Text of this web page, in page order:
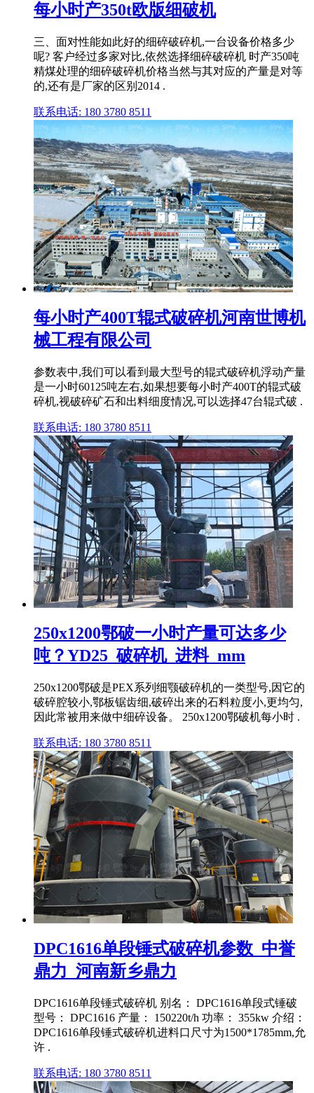
每小时产350t欧版细破机
三、面对性能如此好的细碎破碎机,一台设备价格多少
呢? 客户经过多家对比,依然选择细碎破碎机 时产350吨
精煤处理的细碎破碎机价格当然与其对应的产量是对等
的,还有是厂家的区别2014 .
联系电话: 180 3780 8511
每小时产400T辊式破碎机河南世博机
械工程有限公司
参数表中,我们可以看到最大型号的辊式破碎机浮动产量
是一小时60125吨左右,如果想要每小时产400T的辊式破
碎机,视破碎矿石和出料细度情况,可以选择47台辊式破 .
联系电话: 180 3780 8511
250x1200鄂破一小时产量可达多少
吨？YD25_破碎机_进料_mm
250x1200鄂破是PEX系列细颚破碎机的一类型号,因它的
破碎腔较小,鄂板锯齿细,破碎出来的石料粒度小,更均匀,
因此常被用来做中细碎设备。 250x1200鄂破机每小时 .
联系电话: 180 3780 8511
DPC1616单段锤式破碎机参数_中誉
鼎力_河南新乡鼎力
DPC1616单段锤式破碎机 别名： DPC1616单段式锤破
型号： DPC1616 产量： 150220t/h 功率： 355kw 介绍：
DPC1616单段锤式破碎机进料口尺寸为1500*1785mm,允
许 .
联系电话: 180 3780 8511